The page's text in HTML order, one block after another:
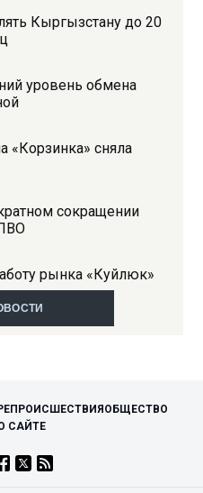
Кыргызстану до 20
уровень обмена
«Корзинка» сняла
сокращении
рынка «Куйлюк»
ПРОИСШЕСТВИЯ ОБЩЕСТВО
САЙТЕ